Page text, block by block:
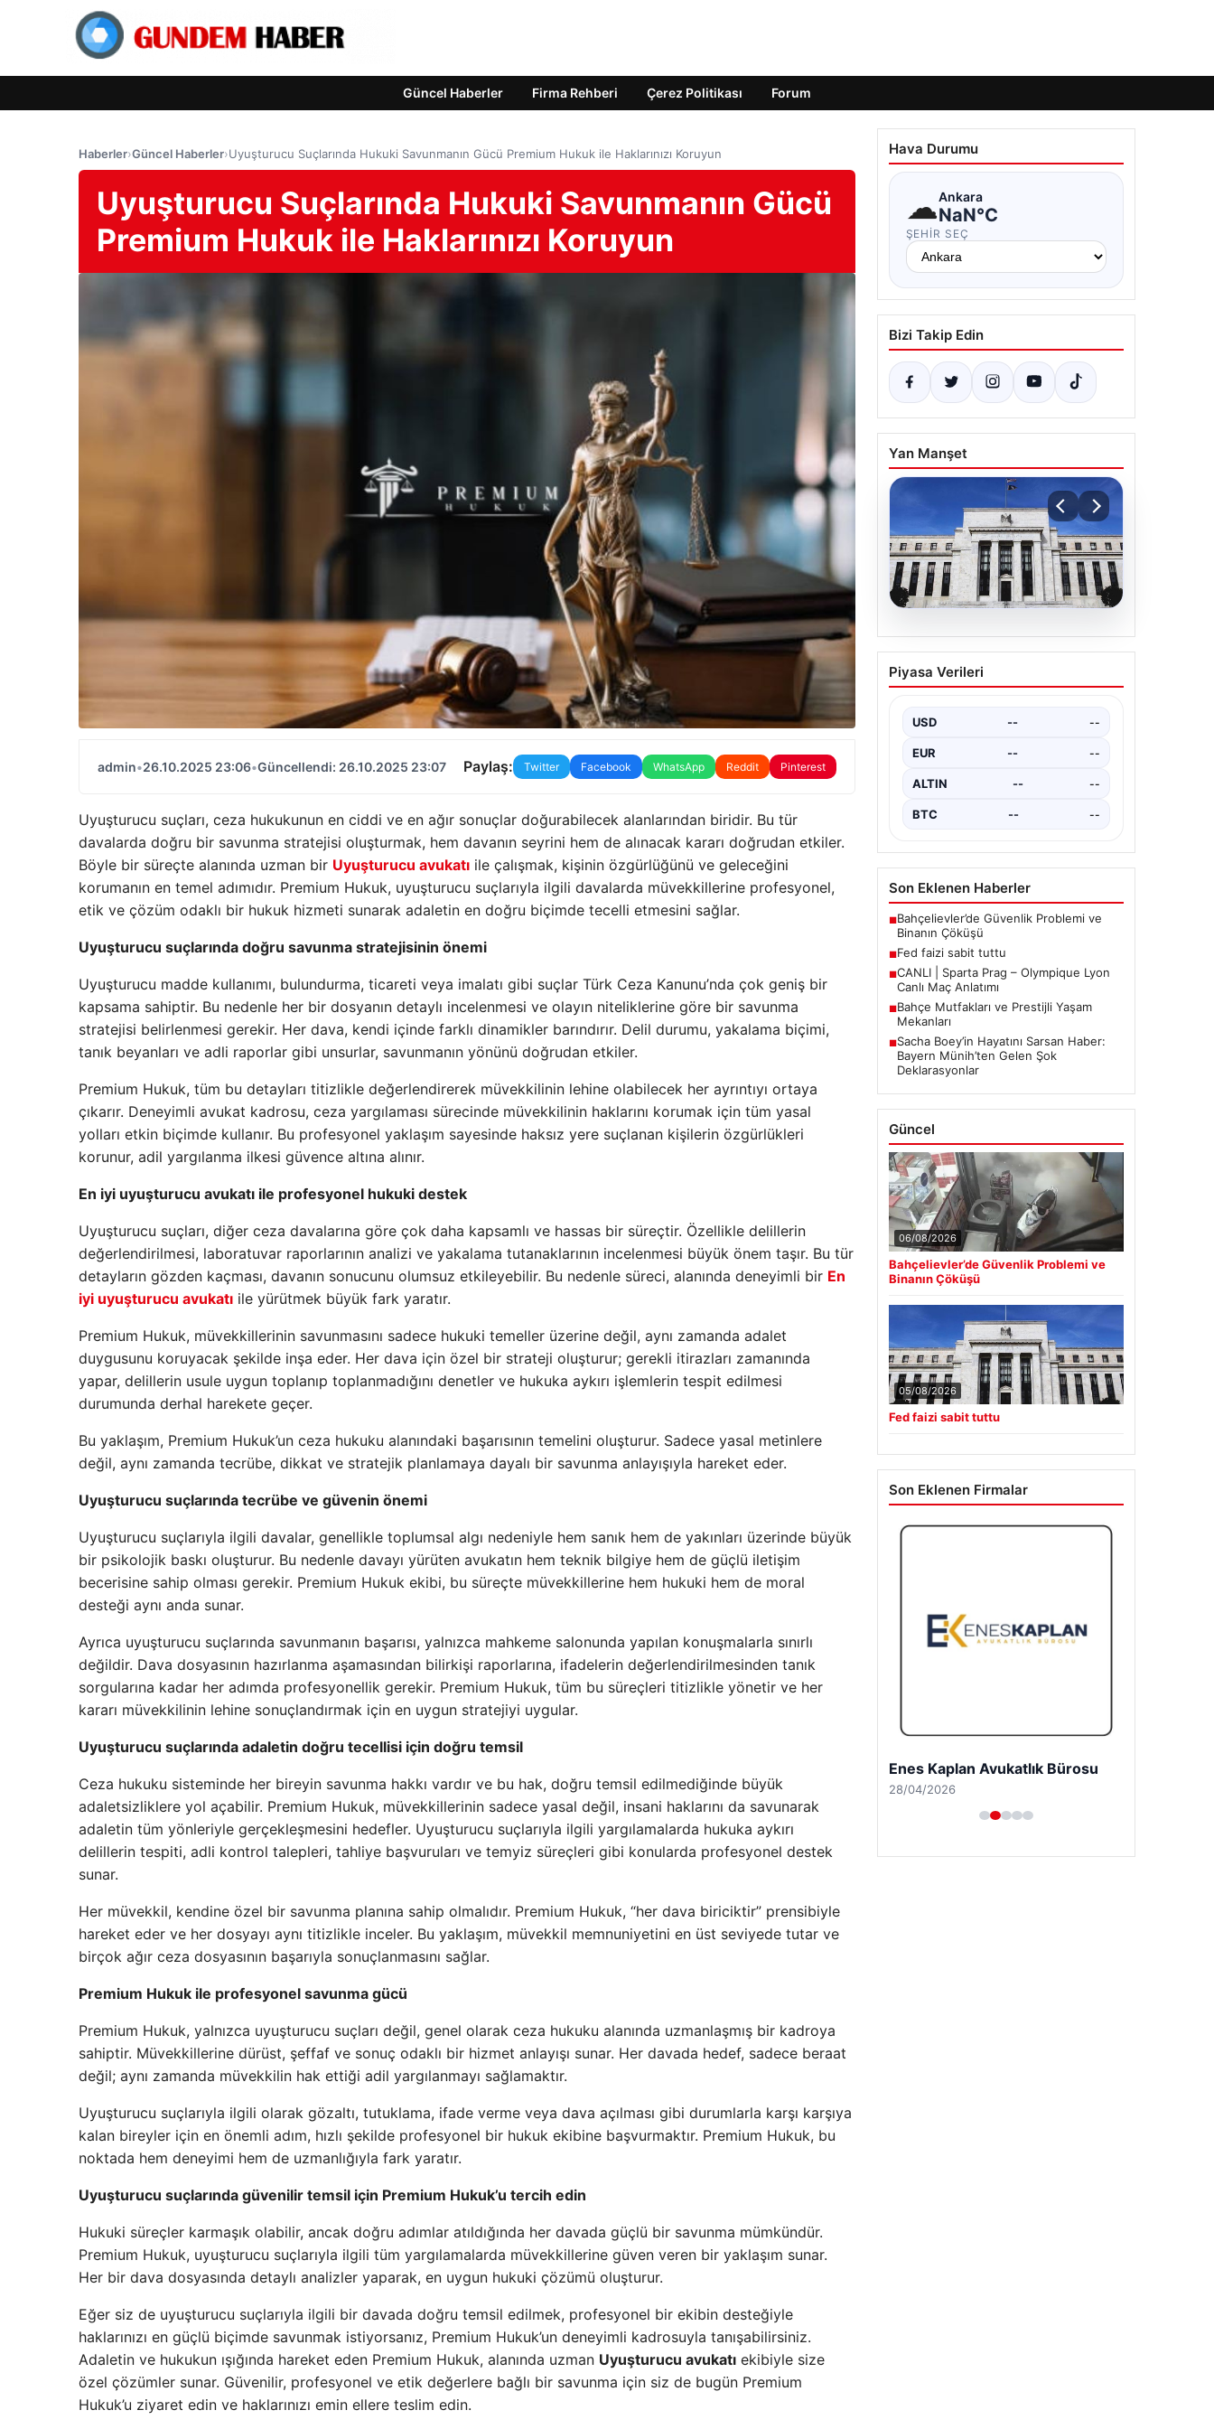
Güncel Haberler Firma Rehberi Çerez Politikası Forum
Haberler›Güncel Haberler›Uyuşturucu Suçlarında Hukuki Savunmanın Gücü Premium Hukuk ile Haklarınızı Koruyun
Uyuşturucu Suçlarında Hukuki Savunmanın Gücü
Premium Hukuk ile Haklarınızı Koruyun
admin•26.10.2025 23:06•Güncellendi: 26.10.2025 23:07 Paylaş: Twitter Facebook WhatsApp Reddit Pinterest
Uyuşturucu suçları, ceza hukukunun en ciddi ve en ağır sonuçlar doğurabilecek alanlarından biridir. Bu tür
davalarda doğru bir savunma stratejisi oluşturmak, hem davanın seyrini hem de alınacak kararı doğrudan etkiler.
Böyle bir süreçte alanında uzman bir Uyuşturucu avukatı ile çalışmak, kişinin özgürlüğünü ve geleceğini
korumanın en temel adımıdır. Premium Hukuk, uyuşturucu suçlarıyla ilgili davalarda müvekkillerine profesyonel,
etik ve çözüm odaklı bir hukuk hizmeti sunarak adaletin en doğru biçimde tecelli etmesini sağlar.
Uyuşturucu suçlarında doğru savunma stratejisinin önemi
Uyuşturucu madde kullanımı, bulundurma, ticareti veya imalatı gibi suçlar Türk Ceza Kanunu’nda çok geniş bir
kapsama sahiptir. Bu nedenle her bir dosyanın detaylı incelenmesi ve olayın niteliklerine göre bir savunma
stratejisi belirlenmesi gerekir. Her dava, kendi içinde farklı dinamikler barındırır. Delil durumu, yakalama biçimi,
tanık beyanları ve adli raporlar gibi unsurlar, savunmanın yönünü doğrudan etkiler.
Premium Hukuk, tüm bu detayları titizlikle değerlendirerek müvekkilinin lehine olabilecek her ayrıntıyı ortaya
çıkarır. Deneyimli avukat kadrosu, ceza yargılaması sürecinde müvekkilinin haklarını korumak için tüm yasal
yolları etkin biçimde kullanır. Bu profesyonel yaklaşım sayesinde haksız yere suçlanan kişilerin özgürlükleri
korunur, adil yargılanma ilkesi güvence altına alınır.
En iyi uyuşturucu avukatı ile profesyonel hukuki destek
Uyuşturucu suçları, diğer ceza davalarına göre çok daha kapsamlı ve hassas bir süreçtir. Özellikle delillerin
değerlendirilmesi, laboratuvar raporlarının analizi ve yakalama tutanaklarının incelenmesi büyük önem taşır. Bu tür
detayların gözden kaçması, davanın sonucunu olumsuz etkileyebilir. Bu nedenle süreci, alanında deneyimli bir En
iyi uyuşturucu avukatı ile yürütmek büyük fark yaratır.
Premium Hukuk, müvekkillerinin savunmasını sadece hukuki temeller üzerine değil, aynı zamanda adalet
duygusunu koruyacak şekilde inşa eder. Her dava için özel bir strateji oluşturur; gerekli itirazları zamanında
yapar, delillerin usule uygun toplanıp toplanmadığını denetler ve hukuka aykırı işlemlerin tespit edilmesi
durumunda derhal harekete geçer.
Bu yaklaşım, Premium Hukuk’un ceza hukuku alanındaki başarısının temelini oluşturur. Sadece yasal metinlere
değil, aynı zamanda tecrübe, dikkat ve stratejik planlamaya dayalı bir savunma anlayışıyla hareket eder.
Uyuşturucu suçlarında tecrübe ve güvenin önemi
Uyuşturucu suçlarıyla ilgili davalar, genellikle toplumsal algı nedeniyle hem sanık hem de yakınları üzerinde büyük
bir psikolojik baskı oluşturur. Bu nedenle davayı yürüten avukatın hem teknik bilgiye hem de güçlü iletişim
becerisine sahip olması gerekir. Premium Hukuk ekibi, bu süreçte müvekkillerine hem hukuki hem de moral
desteği aynı anda sunar.
Ayrıca uyuşturucu suçlarında savunmanın başarısı, yalnızca mahkeme salonunda yapılan konuşmalarla sınırlı
değildir. Dava dosyasının hazırlanma aşamasından bilirkişi raporlarına, ifadelerin değerlendirilmesinden tanık
sorgularına kadar her adımda profesyonellik gerekir. Premium Hukuk, tüm bu süreçleri titizlikle yönetir ve her
kararı müvekkilinin lehine sonuçlandırmak için en uygun stratejiyi uygular.
Uyuşturucu suçlarında adaletin doğru tecellisi için doğru temsil
Ceza hukuku sisteminde her bireyin savunma hakkı vardır ve bu hak, doğru temsil edilmediğinde büyük
adaletsizliklere yol açabilir. Premium Hukuk, müvekkillerinin sadece yasal değil, insani haklarını da savunarak
adaletin tüm yönleriyle gerçekleşmesini hedefler. Uyuşturucu suçlarıyla ilgili yargılamalarda hukuka aykırı
delillerin tespiti, adli kontrol talepleri, tahliye başvuruları ve temyiz süreçleri gibi konularda profesyonel destek
sunar.
Her müvekkil, kendine özel bir savunma planına sahip olmalıdır. Premium Hukuk, “her dava biriciktir” prensibiyle
hareket eder ve her dosyayı aynı titizlikle inceler. Bu yaklaşım, müvekkil memnuniyetini en üst seviyede tutar ve
birçok ağır ceza dosyasının başarıyla sonuçlanmasını sağlar.
Premium Hukuk ile profesyonel savunma gücü
Premium Hukuk, yalnızca uyuşturucu suçları değil, genel olarak ceza hukuku alanında uzmanlaşmış bir kadroya
sahiptir. Müvekkillerine dürüst, şeffaf ve sonuç odaklı bir hizmet anlayışı sunar. Her davada hedef, sadece beraat
değil; aynı zamanda müvekkilin hak ettiği adil yargılanmayı sağlamaktır.
Uyuşturucu suçlarıyla ilgili olarak gözaltı, tutuklama, ifade verme veya dava açılması gibi durumlarla karşı karşıya
kalan bireyler için en önemli adım, hızlı şekilde profesyonel bir hukuk ekibine başvurmaktır. Premium Hukuk, bu
noktada hem deneyimi hem de uzmanlığıyla fark yaratır.
Uyuşturucu suçlarında güvenilir temsil için Premium Hukuk’u tercih edin
Hukuki süreçler karmaşık olabilir, ancak doğru adımlar atıldığında her davada güçlü bir savunma mümkündür.
Premium Hukuk, uyuşturucu suçlarıyla ilgili tüm yargılamalarda müvekkillerine güven veren bir yaklaşım sunar.
Her bir dava dosyasında detaylı analizler yaparak, en uygun hukuki çözümü oluşturur.
Eğer siz de uyuşturucu suçlarıyla ilgili bir davada doğru temsil edilmek, profesyonel bir ekibin desteğiyle
haklarınızı en güçlü biçimde savunmak istiyorsanız, Premium Hukuk’un deneyimli kadrosuyla tanışabilirsiniz.
Adaletin ve hukukun ışığında hareket eden Premium Hukuk, alanında uzman Uyuşturucu avukatı ekibiyle size
özel çözümler sunar. Güvenilir, profesyonel ve etik değerlere bağlı bir savunma için siz de bugün Premium
Hukuk’u ziyaret edin ve haklarınızı emin ellere teslim edin.
Hava Durumu
☁Ankara
NaN°C
ŞEHIR SEÇ
Bizi Takip Edin
Yan Manşet
05.08.2026
Fed faizi sabit tuttu
Piyasa Verileri
USD -- --
EUR -- --
ALTIN -- --
BTC -- --
Son Eklenen Haberler
■Bahçelievler’de Güvenlik Problemi ve
Binanın Çöküşü
■Fed faizi sabit tuttu
■CANLI | Sparta Prag – Olympique Lyon
Canlı Maç Anlatımı
■Bahçe Mutfakları ve Prestijli Yaşam
Mekanları
■Sacha Boey’in Hayatını Sarsan Haber:
Bayern Münih’ten Gelen Şok
Deklarasyonlar
Güncel
06/08/2026
Bahçelievler’de Güvenlik Problemi ve
Binanın Çöküşü
05/08/2026
Fed faizi sabit tuttu
Son Eklenen Firmalar
Enes Kaplan Avukatlık Bürosu
28/04/2026